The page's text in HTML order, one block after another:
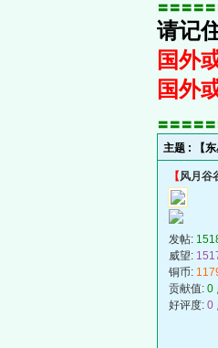
〓〓〓〓
请记
国外
国外
〓〓〓〓
主题 : 【
【风月谷
发帖:
威望:
铜币:
贡献值: 0
好评度: 0